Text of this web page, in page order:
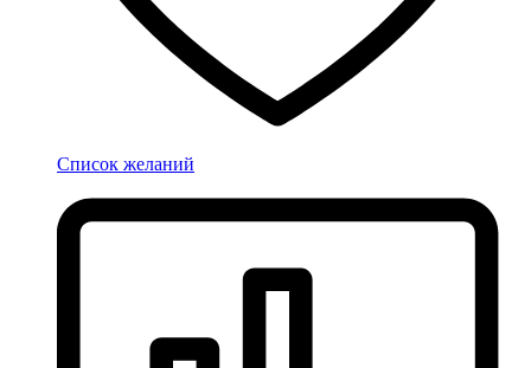
Список желаний